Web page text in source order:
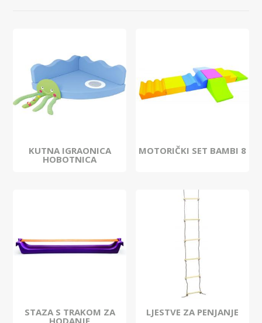
KUTNA IGRAONICA
HOBOTNICA
MOTORIČKI SET BAMBI 8
STAZA S TRAKOM ZA
HODANJE
LJESTVE ZA PENJANJE